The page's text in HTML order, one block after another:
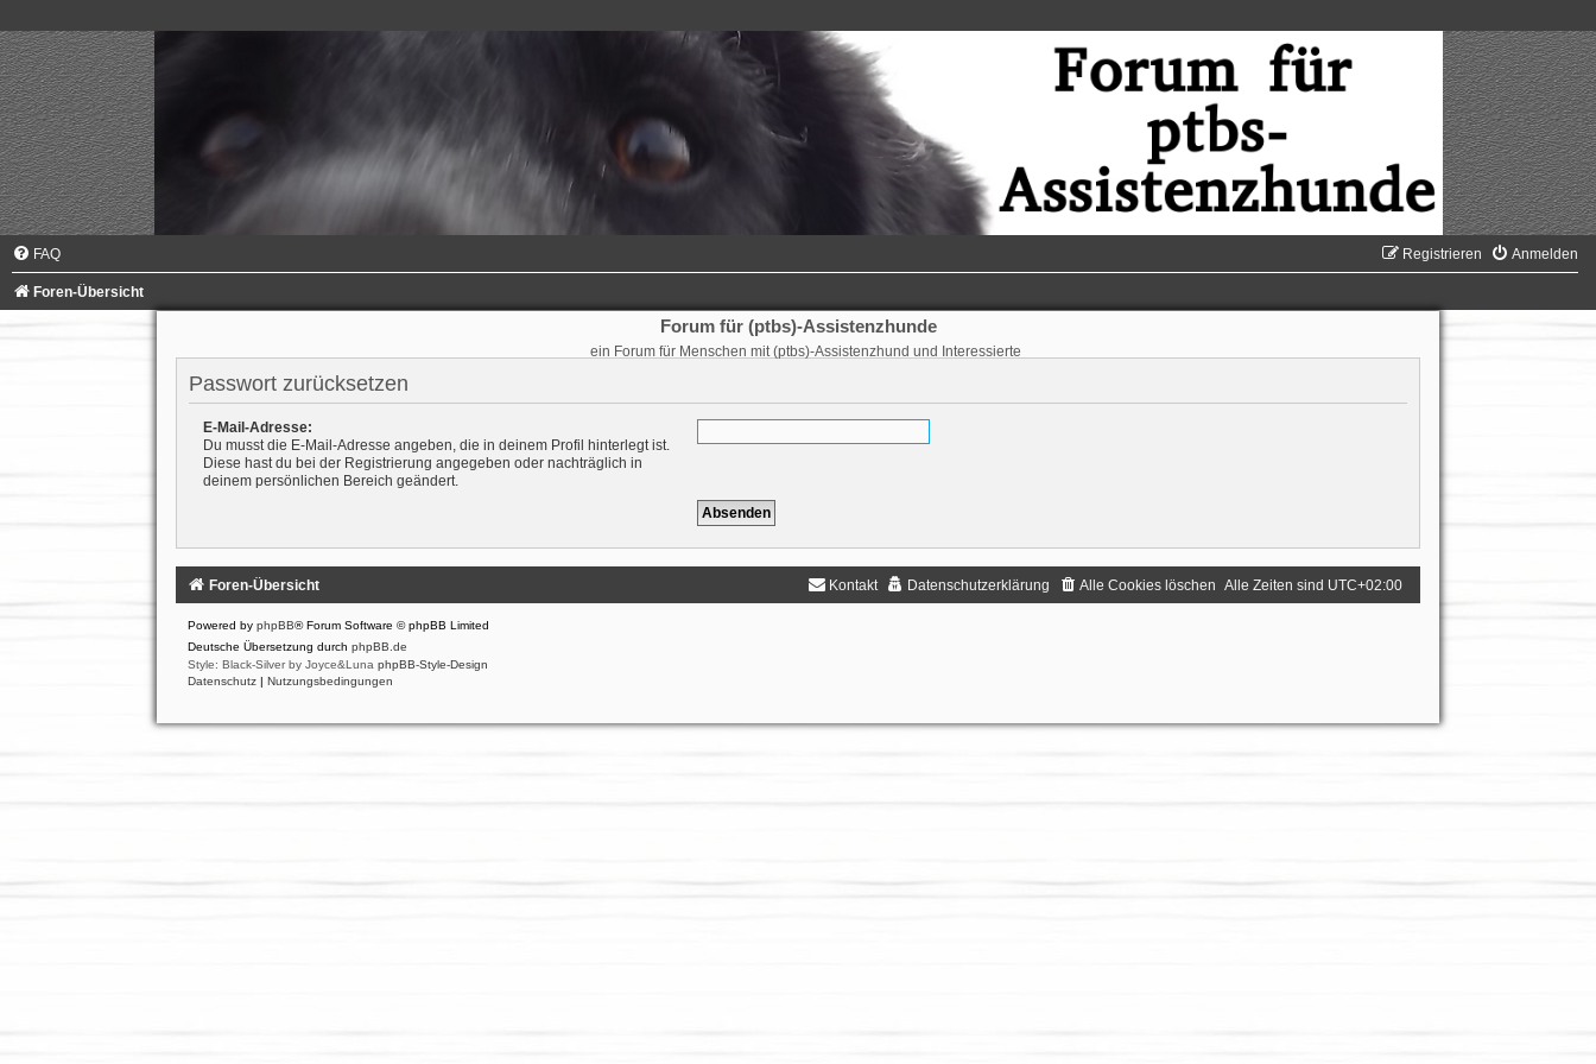
FAQ Anmelden
Registrieren
Foren-Übersicht
Forum für (ptbs)-Assistenzhunde
ein Forum für Menschen mit (ptbs)-Assistenzhund und Interessierte
Passwort zurücksetzen
E-Mail-Adresse:
Du musst die E-Mail-Adresse angeben, die in deinem Profil hinterlegt ist.
Diese hast du bei der Registrierung angegeben oder nachträglich in
deinem persönlichen Bereich geändert.
Foren-Übersicht Alle Zeiten sind UTC+02:00
Alle Cookies löschen
Datenschutzerklärung
Kontakt
Powered by phpBB® Forum Software © phpBB Limited
Deutsche Übersetzung durch phpBB.de
Style: Black-Silver by Joyce&Luna phpBB-Style-Design
Datenschutz | Nutzungsbedingungen